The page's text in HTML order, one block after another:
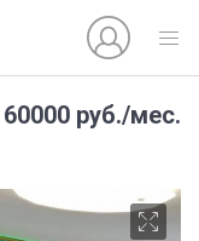
60000 руб./мес.